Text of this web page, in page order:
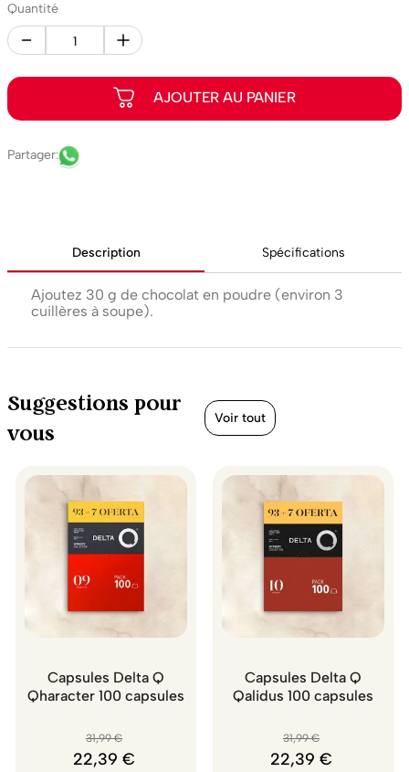
Quantité
Description Spécifications
Ajoutez 30 g de chocolat en poudre (environ 3
cuillères à soupe).
Suggestions pour
vous
Voir tout
Capsules Delta Q
Qharacter 100 capsules
31,99 €
22,39 €
Capsules Delta Q
Qalidus 100 capsules
31,99 €
22,39 €